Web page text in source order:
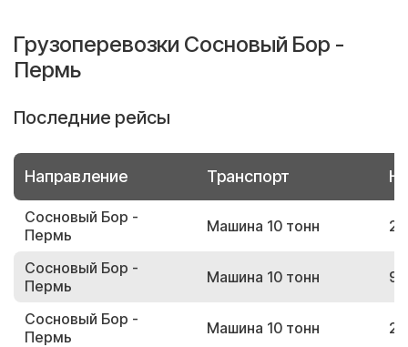
Грузоперевозки Сосновый Бор -
Пермь
Последние рейсы
Направление Транспорт
Сосновый Бор -
Пермь
Машина 10 тонн
Сосновый Бор -
Пермь
Машина 10 тонн
Сосновый Бор -
Пермь
Машина 10 тонн